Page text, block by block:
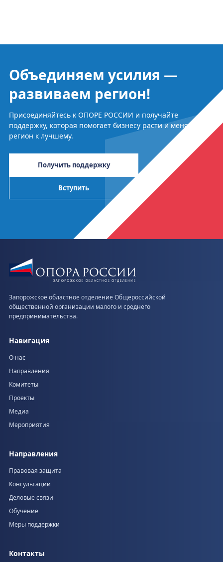
Объединяем усилия —
развиваем регион!
Присоединяйтесь к ОПОРЕ РОССИИ и получайте
поддержку, которая помогает бизнесу расти и менять
регион к лучшему.
Получить поддержку
Вступить
Запорожское областное отделение Общероссийской
общественной организации малого и среднего
предпринимательства.
Навигация
О нас
Направления
Комитеты
Проекты
Медиа
Мероприятия
Направления
Правовая защита
Консультации
Деловые связи
Обучение
Меры поддержки
Контакты